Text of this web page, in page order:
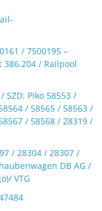
/ 7500195 –
386.204 / Railpool
SZD: Piko 58553 /
/ 58565 / 58563 /
/ 58568 / 28319 /
/ 28304 / 28307 /
DB AG /
VTG